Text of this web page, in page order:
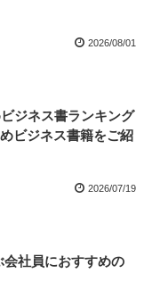
2026/08/01
ビジネス書ランキング
ビジネス書籍をご紹
2026/07/19
会社員におすすめの